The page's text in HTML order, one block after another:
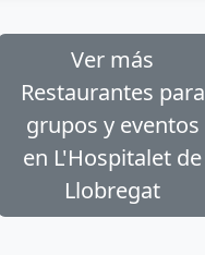
Ver más
Restaurantes para
grupos y eventos
en L'Hospitalet de
Llobregat